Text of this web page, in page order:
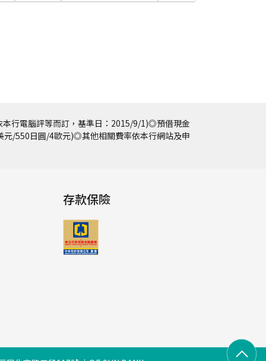
行電腦評等而訂，基準日：2015/9/1)◎預借現金
元/550日圓/4歐元)◎其他相關費率依本行網站及申
存款保險